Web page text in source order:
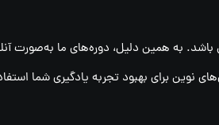
به همین دلیل، دوره‌های ما به‌صورت
نوین برای بهبود تجربه یادگیری شما